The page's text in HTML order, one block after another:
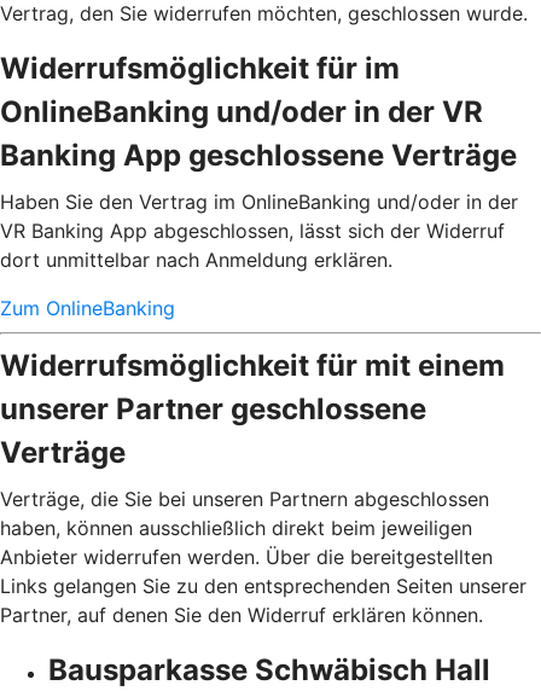
Vertrag, den Sie widerrufen möchten, geschlossen wurde.
Widerrufsmöglichkeit für im
OnlineBanking und/oder in der VR
Banking App geschlossene Verträge
Haben Sie den Vertrag im OnlineBanking und/oder in der
VR Banking App abgeschlossen, lässt sich der Widerruf
dort unmittelbar nach Anmeldung erklären.
Zum OnlineBanking
Widerrufsmöglichkeit für mit einem
unserer Partner geschlossene
Verträge
Verträge, die Sie bei unseren Partnern abgeschlossen
haben, können ausschließlich direkt beim jeweiligen
Anbieter widerrufen werden. Über die bereitgestellten
Links gelangen Sie zu den entsprechenden Seiten unserer
Partner, auf denen Sie den Widerruf erklären können.
Bausparkasse Schwäbisch Hall